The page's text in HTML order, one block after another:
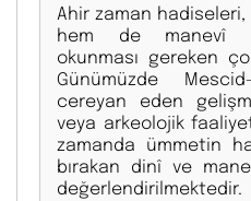
Ahir zaman
hem de manevî
okunması gereken
Günümüzde
cereyan eden
veya arkeolojik
zamanda ümmetin
bırakan dinî ve
değerlendirilmektedir.